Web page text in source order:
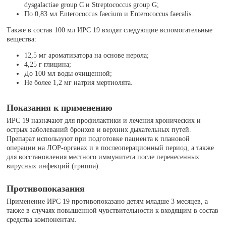
dysgalactiae group C и Streptococcus group G;
По 0,83 мл Enterococcus faecium и Enterococcus faecalis.
Также в состав 100 мл ИРС 19 входят следующие вспомогательные
вещества:
12,5 мг ароматизатора на основе нерола;
4,25 г глицина;
До 100 мл воды очищенной;
Не более 1,2 мг натрия мертиолята.
Показания к применению
ИРС 19 назначают для профилактики и лечения хронических и
острых заболеваний бронхов и верхних дыхательных путей.
Препарат используют при подготовке пациента к плановой
операции на ЛОР-органах и в послеоперационный период, а также
для восстановления местного иммунитета после перенесенных
вирусных инфекций (гриппа).
Противопоказания
Применение ИРС 19 противопоказано детям младше 3 месяцев, а
также в случаях повышенной чувствительности к входящим в состав
средства компонентам.